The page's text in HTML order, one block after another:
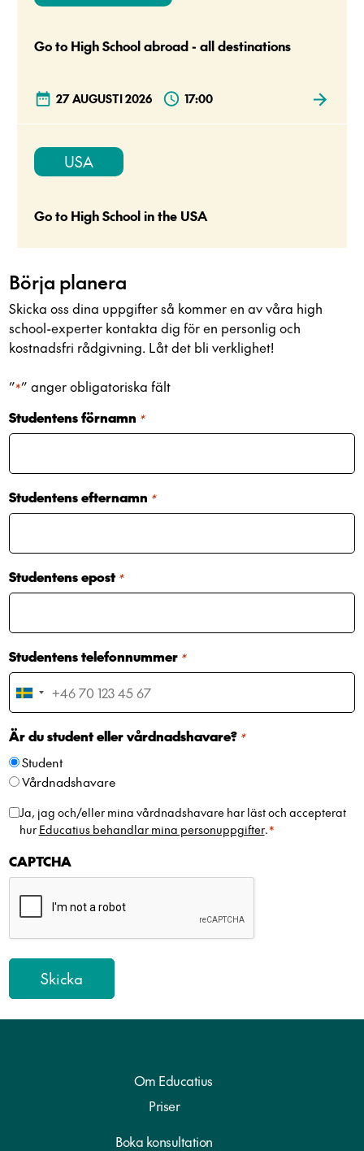
Go to High School abroad - all destinations
27 AUGUSTI 2026 17:00
USA
Go to High School in the USA
Börja planera
Skicka oss dina uppgifter så kommer en av våra high
school-experter kontakta dig för en personlig och
kostnadsfri rådgivning. Låt det bli verklighet!
”*” anger obligatoriska fält
Studentens förnamn *
Studentens efternamn *
Studentens epost *
Studentens telefonnummer *
S
w
e
d
e
n
4
6
Är du student eller vårdnadshavare? *
Student
Vårdnadshavare
H
t
Ja, jag och/eller mina vårdnadshavare har läst och accepterat
hur Educatius behandlar mina personuppgifter.*
CAPTCHA
Om Educatius
Priser
Boka konsultation